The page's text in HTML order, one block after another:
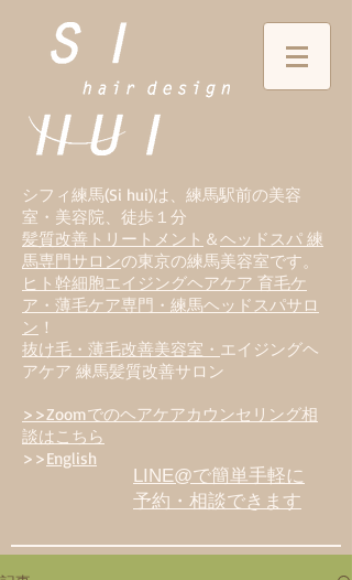
シフィ練馬(Si hui)は、 練馬駅前の美容
室・美容院、徒歩１分
髪質改善トリートメント ＆ヘッドスパ 練
馬専門サロンの東京の練馬美容室です。
ヒト幹細胞エイジングヘアケア 育毛ケ
ア・薄毛ケア専門・練馬ヘッドスパサロ
ン ！
抜け毛・薄毛改善美容室・ エイジングヘ
アケア 練馬髪質改善サロン
>>Zoomでのヘアケアカウンセリング相
談はこちら
>>English
LINE@で簡単手軽に
予約・相談できます